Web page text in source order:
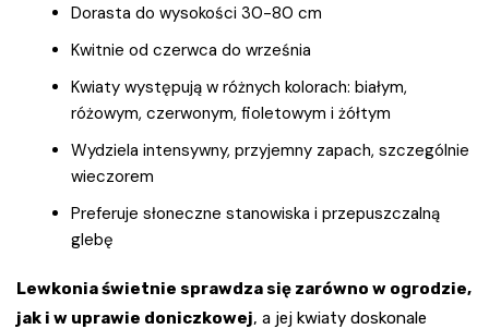
Dorasta do wysokości 30-80 cm
Kwitnie od czerwca do września
Kwiaty występują w różnych kolorach: białym,
różowym, czerwonym, fioletowym i żółtym
Wydziela intensywny, przyjemny zapach, szczególnie
wieczorem
Preferuje słoneczne stanowiska i przepuszczalną
glebę
Lewkonia świetnie sprawdza się zarówno w ogrodzie,
jak i w uprawie doniczkowej, a jej kwiaty doskonale